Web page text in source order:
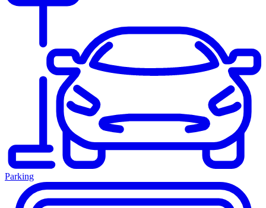
Parking